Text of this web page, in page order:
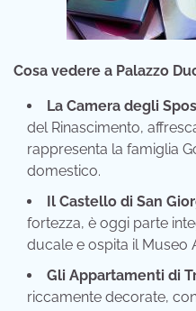
Cosa vedere a Palazzo
La Camera degli
del Rinascimento,
rappresenta la famiglia
domestico.
Il Castello di San
fortezza, è oggi parte
ducale e ospita il Museo
Gli Appartamenti di
riccamente decorate,